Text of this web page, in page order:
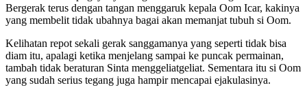
Bergerak terus dengan tangan menggaruk kepala Oom Icar, kakinya
yang membelit tidak ubahnya bagai akan memanjat tubuh si Oom.
Kelihatan repot sekali gerak sanggamanya yang seperti tidak bisa
diam itu, apalagi ketika menjelang sampai ke puncak permainan,
tambah tidak beraturan Sinta menggeliatgeliat. Sementara itu si Oom
yang sudah serius tegang juga hampir mencapai ejakulasinya.